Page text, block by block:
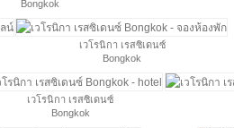
Bongkok
เวโรนิกา เรสซิเดนซ์
Bongkok
เวโรนิกา เรสซิเดนซ์
Bongkok